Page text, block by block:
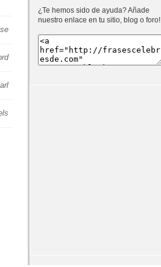
¿Te hemos sido de ayuda? Añade
nuestro enlace en tu sitio, blog o foro!